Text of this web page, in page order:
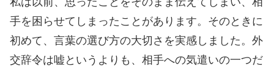
手を困らせてしまったことがあります。そのときに
初めて、言葉の選び方の大切さを実感しました。外
交辞令は嘘というよりも、相手への気遣いの一つだ